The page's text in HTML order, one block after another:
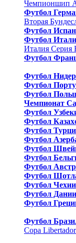
Чемпионшип
Футбол
Вторая
Футбол
Футбол
Италия Серия
Футбол
Футбол
Футбол
Футбол
Чемпионат
Футбол
Футбол
Футбол
Футбол
Футбол
Футбол
Футбол
Футбол
Футбол Чехии
Футбол Дании
Футбол
Футбол
Copa